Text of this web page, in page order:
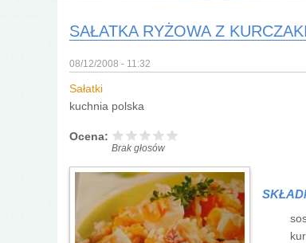
SAŁATKA RYŻOWA Z
08/12/2008 - 11:32
Sałatki
kuchnia polska
Ocena:
Brak głosów